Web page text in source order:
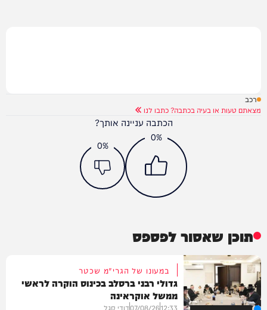
רכב
מצאתם טעות או בעיה בכתבה? כתבו לנו
הכתבה עניינה אותך?
0%
0%
תוכן שאסור לפספס
במעונו של הגרי"מ שכטר
גדולי רבני ברסלב בכינוס הוקרה לראשי
ממשל אוקראינה
12:33
07/08/26דודי סגל